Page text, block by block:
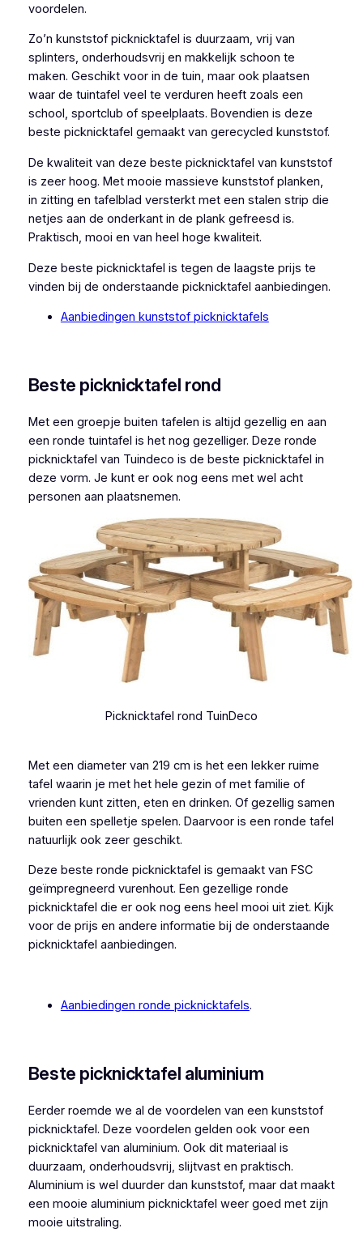
voordelen.
Zo’n kunststof picknicktafel is duurzaam, vrij van
splinters, onderhoudsvrij en makkelijk schoon te
maken. Geschikt voor in de tuin, maar ook plaatsen
waar de tuintafel veel te verduren heeft zoals een
school, sportclub of speelplaats. Bovendien is deze
beste picknicktafel gemaakt van gerecycled kunststof.
De kwaliteit van deze beste picknicktafel van kunststof
is zeer hoog. Met mooie massieve kunststof planken,
in zitting en tafelblad versterkt met een stalen strip die
netjes aan de onderkant in de plank gefreesd is.
Praktisch, mooi en van heel hoge kwaliteit.
Deze beste picknicktafel is tegen de laagste prijs te
vinden bij de onderstaande picknicktafel aanbiedingen.
Aanbiedingen kunststof picknicktafels
Beste picknicktafel rond
Met een groepje buiten tafelen is altijd gezellig en aan
een ronde tuintafel is het nog gezelliger. Deze ronde
picknicktafel van Tuindeco is de beste picknicktafel in
deze vorm. Je kunt er ook nog eens met wel acht
personen aan plaatsnemen.
Picknicktafel rond TuinDeco
Met een diameter van 219 cm is het een lekker ruime
tafel waarin je met het hele gezin of met familie of
vrienden kunt zitten, eten en drinken. Of gezellig samen
buiten een spelletje spelen. Daarvoor is een ronde tafel
natuurlijk ook zeer geschikt.
Deze beste ronde picknicktafel is gemaakt van FSC
geïmpregneerd vurenhout. Een gezellige ronde
picknicktafel die er ook nog eens heel mooi uit ziet. Kijk
voor de prijs en andere informatie bij de onderstaande
picknicktafel aanbiedingen.
Aanbiedingen ronde picknicktafels.
Beste picknicktafel aluminium
Eerder roemde we al de voordelen van een kunststof
picknicktafel. Deze voordelen gelden ook voor een
picknicktafel van aluminium. Ook dit materiaal is
duurzaam, onderhoudsvrij, slijtvast en praktisch.
Aluminium is wel duurder dan kunststof, maar dat maakt
een mooie aluminium picknicktafel weer goed met zijn
mooie uitstraling.